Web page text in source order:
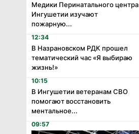
Медики Перинатального центра
Ингушетии изучают
пожарную...
12:34
В Назрановском РДК прошел
тематический час «Я выбираю
жизнь!»
10:15
В Ингушетии ветеранам СВО
помогают восстановить
ментальное...
09:57